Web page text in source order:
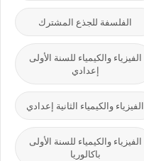
الفلسفة للجذع المشترك
الفيزياء والكيمياء للسنة الأولى
إعدادي
الفيزياء والكيمياء الثانية إعدادي
الفيزياء والكيمياء للسنة الأولى
باكالوريا